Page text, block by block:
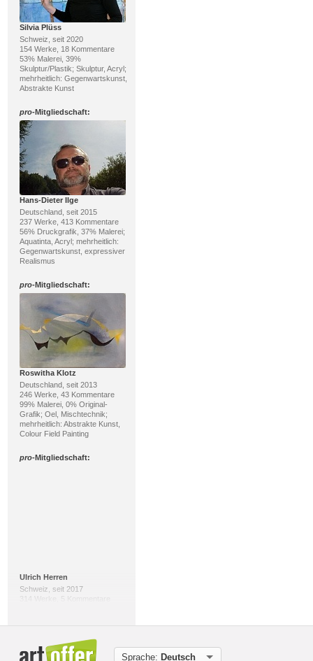
Silvia Plüss
Schweiz, seit 2020
154 Werke, 18 Kommentare
53% Malerei, 39%
Skulptur/Plastik; Skulptur, Acryl;
mehrheitlich: Gegenwartskunst,
Abstrakte Kunst
pro-Mitgliedschaft:
Hans-Dieter Ilge
Deutschland, seit 2015
237 Werke, 413 Kommentare
56% Druckgrafik, 37% Malerei;
Aquatinta, Acryl; mehrheitlich:
Gegenwartskunst, expressiver
Realismus
pro-Mitgliedschaft:
Roswitha Klotz
Deutschland, seit 2013
246 Werke, 43 Kommentare
99% Malerei, 0% Original-
Grafik; Oel, Mischtechnik;
mehrheitlich: Abstrakte Kunst,
Colour Field Painting
pro-Mitgliedschaft:
Ulrich Herren
Schweiz, seit 2017
314 Werke, 5 Kommentare
Sprache: Deutsch